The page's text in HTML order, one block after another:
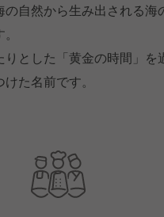
自然から生み出される海
とした「黄金の時間」
た名前です。